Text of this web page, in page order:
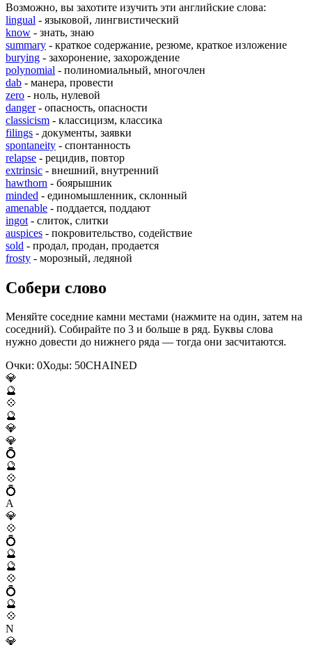
Возможно, вы захотите изучить эти английские слова:
lingual - языковой, лингвистический
know - знать, знаю
summary - краткое содержание, резюме, краткое изложение
burying - захоронение, захорождение
polynomial - полиномиальный, многочлен
dab - манера, провести
zero - ноль, нулевой
danger- опасность, опасности
classicism - классицизм, классика
filings - документы, заявки
spontaneity - спонтанность
relapse - рецидив, повтор
extrinsic - внешний, внутренний
hawthorn - боярышник
minded - единомышленник, склонный
amenable - поддается, поддают
ingot - слиток, слитки
auspices - покровительство, содействие
sold - продал, продан, продается
frosty - морозный, ледяной
Собери слово
Меняйте соседние камни местами (нажмите на один, затем на
соседний). Собирайте по 3 и больше в ряд. Буквы слова
нужно довести до нижнего ряда — тогда они засчитаются.
Очки: 0Ходы: 50CHAINED
💎
🔮
💠
🔮
💎
💎
💍
🔮
💠
💍
A
💎
💠
💍
🔮
🔮
💠
💍
🔮
💠
N
💎